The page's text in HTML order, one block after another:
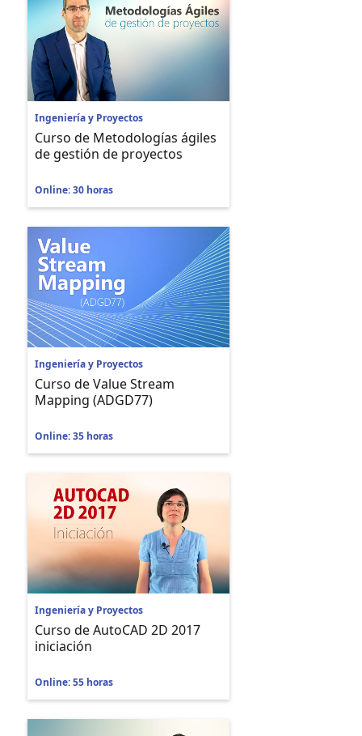
Ingeniería y Proyectos
Curso de Metodologías ágiles
de gestión de proyectos
Online: 30 horas
Ingeniería y Proyectos
Curso de Value Stream
Mapping (ADGD77)
Online: 35 horas
Ingeniería y Proyectos
Curso de AutoCAD 2D 2017
iniciación
Online: 55 horas